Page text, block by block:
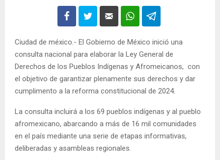
Ciudad de méxico.- El Gobierno de México inició una
consulta nacional para elaborar la Ley General de
Derechos de los Pueblos Indígenas y Afromeicanos, con
el objetivo de garantizar plenamente sus derechos y dar
cumplimento a la reforma constitucional de 2024.
La consulta incluirá a los 69 pueblos indígenas y al pueblo
afromexicano, abarcando a más de 16 mil comunidades
en el país mediante una serie de etapas informativas,
deliberadas y asambleas regionales.